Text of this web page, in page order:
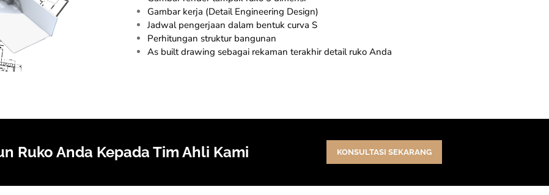
Gambar kerja (Detail Engineering Design)
Jadwal pengerjaan dalam bentuk curva S
Perhitungan struktur bangunan
As built drawing sebagai rekaman terakhir detail ruko Anda
Ruko Anda Kepada Tim Ahli Kami KONSULTASI SEKARANG